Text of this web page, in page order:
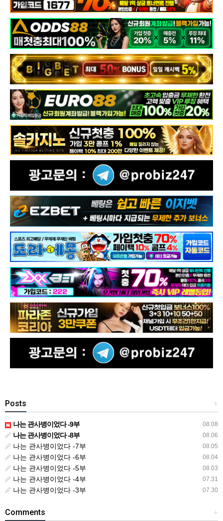
+
Posts
08.08
나는 관사병이었다 -9부
08.06
나는 관사병이었다 -8부
08.05
나는 관사병이었다 -7부
08.04
나는 관사병이었다 -6부
08.03
나는 관사병이었다 -5부
07.31
나는 관사병이었다 -4부
07.30
나는 관사병이었다 -3부
+
Comments